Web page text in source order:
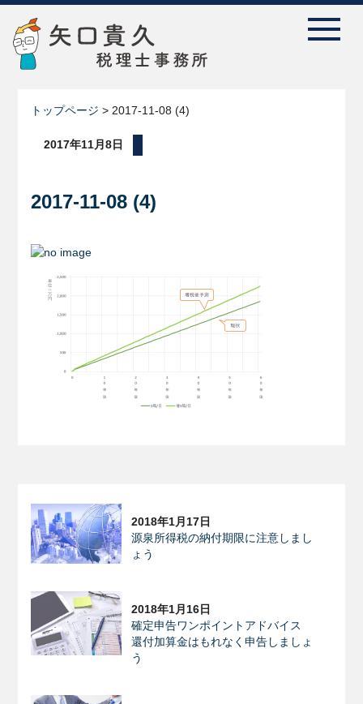
トップページ > 2017-11-08 (4)
2017年11月8日
2017-11-08 (4)
2018年1月17日
源泉所得税の納付期限に注意しまし
ょう
2018年1月16日
確定申告ワンポイントアドバイス
還付加算金はもれなく申告しましょ
う